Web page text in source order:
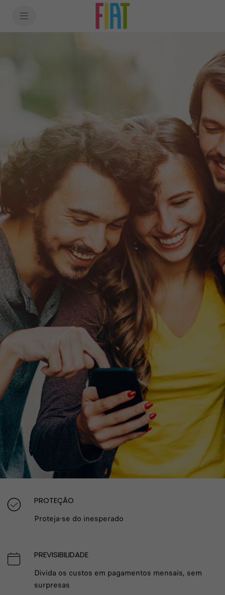
SUBSCREVA PARA PAZ
DE ESPÍRITO
Uma coleção de garantias alargadas e uma
vasta gama de planos de assistência para
corresponder à sua forma de conduzir
PROTEÇÃO
Proteja-se do inesperado
PREVISIBILIDADE
Divida os custos em pagamentos mensais, sem
surpresas